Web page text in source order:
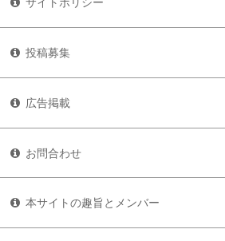
投稿募集
広告掲載
お問合わせ
本サイトの趣旨とメンバー